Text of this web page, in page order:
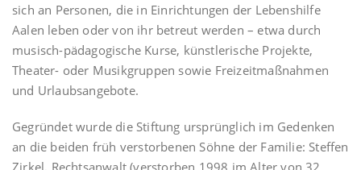
sich an Personen, die in Einrichtungen der Lebenshilfe
Aalen leben oder von ihr betreut werden – etwa durch
musisch-pädagogische Kurse, künstlerische Projekte,
Theater- oder Musikgruppen sowie Freizeitmaßnahmen
und Urlaubsangebote.
Gegründet wurde die Stiftung ursprünglich im Gedenken
an die beiden früh verstorbenen Söhne der Familie: Steffen